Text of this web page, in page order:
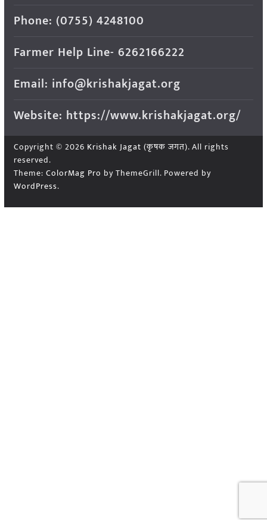
Phone: (0755) 4248100
Farmer Help Line- 6262166222
Email: info@krishakjagat.org
Website: https://www.krishakjagat.org/
Copyright © 2026 Krishak Jagat (कृषक जगत). All rights
reserved.
Theme: ColorMag Pro by ThemeGrill. Powered by
WordPress.